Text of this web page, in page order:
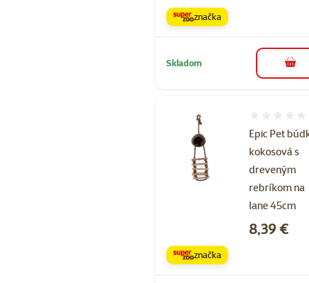
značka
Skladom do
Epic Pet
kokosová s
dreveným
rebríkom na
lane 45cm
Cena
8,39 €
značka